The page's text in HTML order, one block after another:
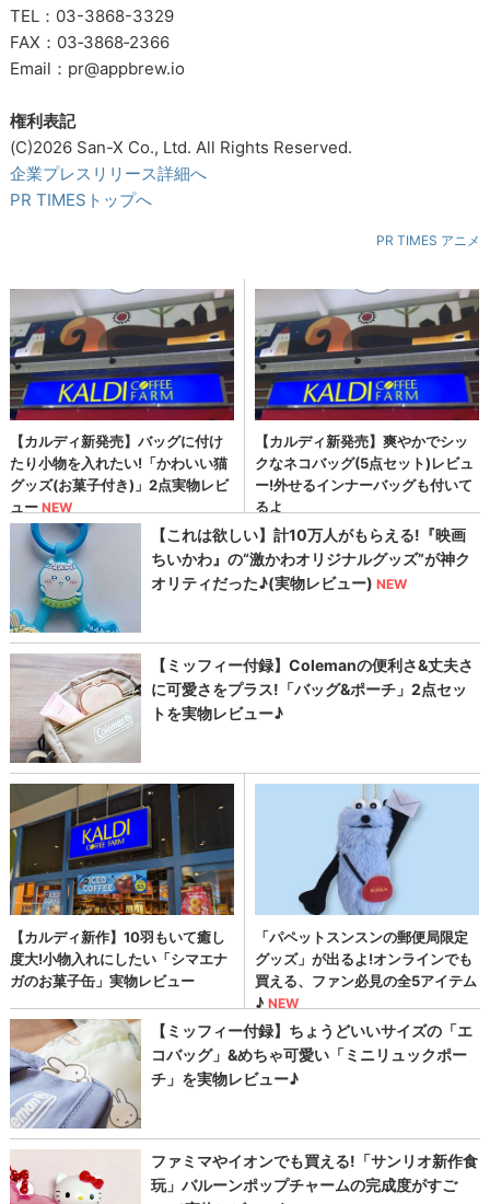
TEL：03-3868-3329
FAX：03‐3868‐2366
Email：pr@appbrew.io
権利表記
(C)2026 San-X Co., Ltd. All Rights Reserved.
企業プレスリリース詳細へ
PR TIMESトップへ
PR TIMES アニメ